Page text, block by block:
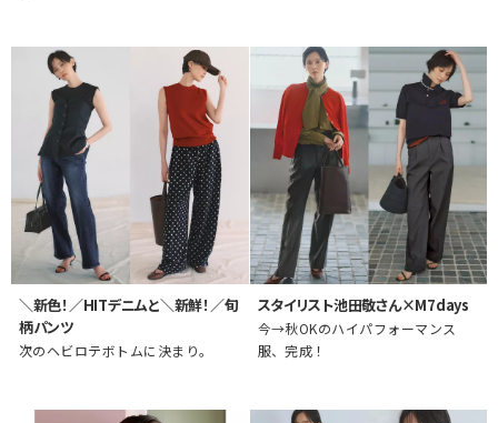
＼新色！／HITデニムと＼新鮮！／旬
柄パンツ
次のヘビロテボトムに決まり。
スタイリスト池田敬さん×M7days
今→秋OKのハイパフォーマンス
服、完成！